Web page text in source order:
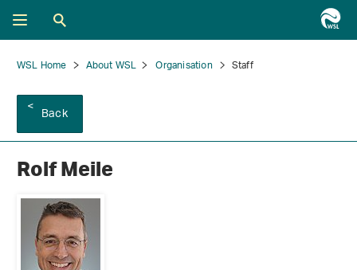
WSL Home About WSL Organisation Staff
Back
Rolf Meile